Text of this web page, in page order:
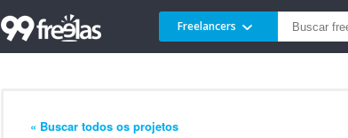
Freelancers
« Buscar todos os projetos